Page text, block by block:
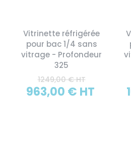
Vitrinette réfrigérée
pour bac 1/4 sans
vitrage - Profondeur
325
1249,00 € HT
963,00 € HT